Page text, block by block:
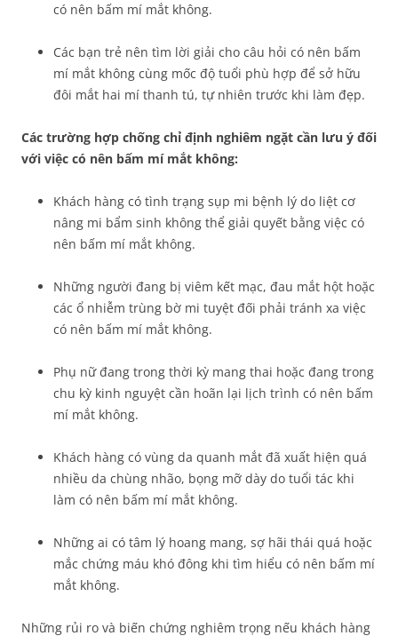
có nên bấm mí mắt không.
Các bạn trẻ nên tìm lời giải cho câu hỏi có nên bấm
mí mắt không cùng mốc độ tuổi phù hợp để sở hữu
đôi mắt hai mí thanh tú, tự nhiên trước khi làm đẹp.
Các trường hợp chống chỉ định nghiêm ngặt cần lưu ý đối
với việc có nên bấm mí mắt không:
Khách hàng có tình trạng sụp mi bệnh lý do liệt cơ
nâng mi bẩm sinh không thể giải quyết bằng việc có
nên bấm mí mắt không.
Những người đang bị viêm kết mạc, đau mắt hột hoặc
các ổ nhiễm trùng bờ mi tuyệt đối phải tránh xa việc
có nên bấm mí mắt không.
Phụ nữ đang trong thời kỳ mang thai hoặc đang trong
chu kỳ kinh nguyệt cần hoãn lại lịch trình có nên bấm
mí mắt không.
Khách hàng có vùng da quanh mắt đã xuất hiện quá
nhiều da chùng nhão, bọng mỡ dày do tuổi tác khi
làm có nên bấm mí mắt không.
Những ai có tâm lý hoang mang, sợ hãi thái quá hoặc
mắc chứng máu khó đông khi tìm hiểu có nên bấm mí
mắt không.
Những rủi ro và biến chứng nghiêm trọng nếu khách hàng